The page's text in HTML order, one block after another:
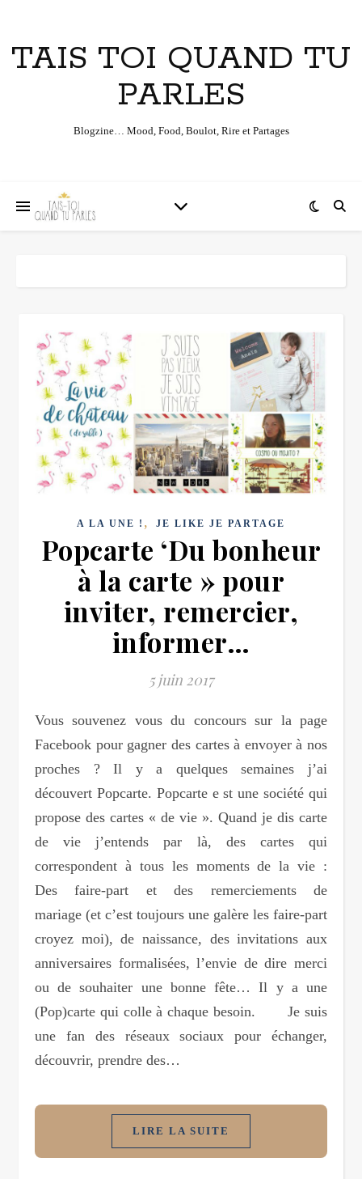
TAIS TOI QUAND TU
PARLES
Blogzine… Mood, Food, Boulot, Rire et Partages
A LA UNE ! , JE LIKE JE PARTAGE
Popcarte ‘Du bonheur
à la carte » pour
inviter, remercier,
informer…
5 juin 2017
Vous souvenez vous du concours sur la page
Facebook pour gagner des cartes à envoyer à nos
proches ? Il y a quelques semaines j’ai
découvert Popcarte. Popcarte e st une société qui
propose des cartes « de vie ». Quand je dis carte
de vie j’entends par là, des cartes qui
correspondent à tous les moments de la vie :
Des faire-part et des remerciements de
mariage (et c’est toujours une galère les faire-part
croyez moi), de naissance, des invitations aux
anniversaires formalisées, l’envie de dire merci
ou de souhaiter une bonne fête… Il y a une
(Pop)carte qui colle à chaque besoin. Je suis
une fan des réseaux sociaux pour échanger,
découvrir, prendre des…
LIRE LA SUITE